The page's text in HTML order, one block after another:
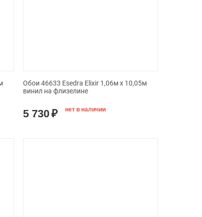
Обои 46633 Esedra Elixir 1,06м х 10,05м
винил на флизелине
5 730₽ нет в наличии